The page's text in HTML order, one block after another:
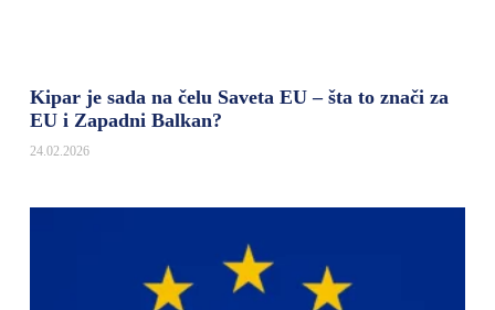
Kipar je sada na čelu Saveta EU – šta to znači za
EU i Zapadni Balkan?
24.02.2026